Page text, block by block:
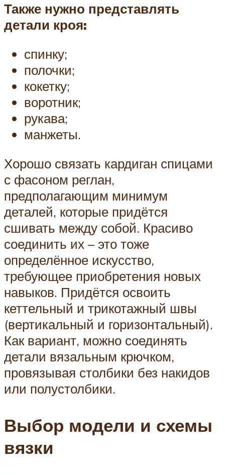
Также нужно представлять
детали кроя:
спинку;
полочки;
кокетку;
воротник;
рукава;
манжеты.
Хорошо связать кардиган спицами
с фасоном реглан,
предполагающим минимум
деталей, которые придётся
сшивать между собой. Красиво
соединить их – это тоже
определённое искусство,
требующее приобретения новых
навыков. Придётся освоить
кеттельный и трикотажный швы
(вертикальный и горизонтальный).
Как вариант, можно соединять
детали вязальным крючком,
провязывая столбики без накидов
или полустолбики.
Выбор модели и схемы
вязки